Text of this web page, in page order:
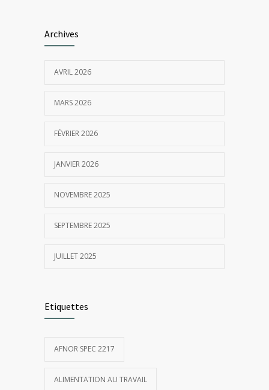
Santé au travail en novembre : Un mois
NOVEMBRE 4, 2025
Archives
AVRIL 2026
MARS 2026
FÉVRIER 2026
JANVIER 2026
NOVEMBRE 2025
SEPTEMBRE 2025
JUILLET 2025
Etiquettes
AFNOR SPEC 2217
ALIMENTATION AU TRAVAIL